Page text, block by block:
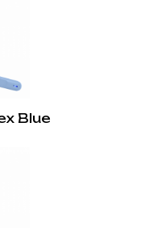
Blue